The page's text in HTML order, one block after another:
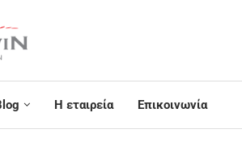
Η εταιρεία Επικοινωνία